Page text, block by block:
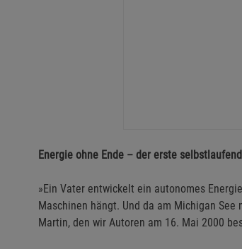
Energie ohne Ende – der erste
»Ein Vater entwickelt ein autonomes
Maschinen hängt. Und da am Michigan
Martin, den wir Autoren am 16. Mai 2000